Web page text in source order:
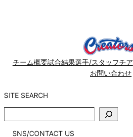
チーム概要試合結果選手/スタッフチア
お問い合わせ
SITE SEARCH
SNS/CONTACT US